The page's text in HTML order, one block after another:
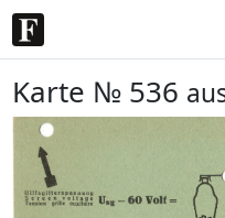
Karte № 536